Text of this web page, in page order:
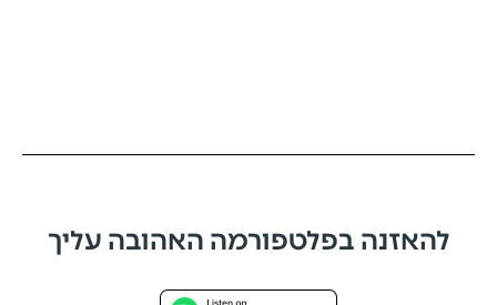
להאזנה בפלטפורמה האהובה עליך